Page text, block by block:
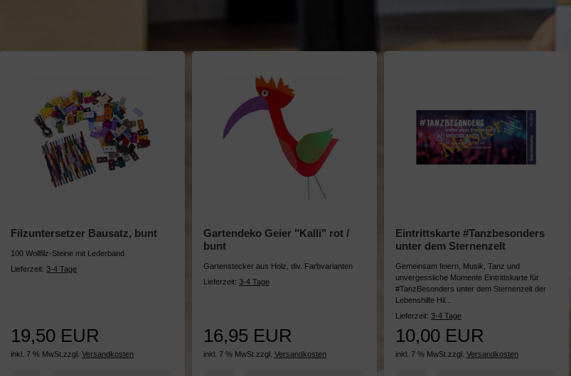
Filzuntersetzer Bausatz, bunt
100 Wollfilz-Steine mit Lederband
Lieferzeit:3-4 Tage
19,50 EUR
inkl. 7 % MwSt. zzgl.Versandkosten
Gartendeko Geier "Kalli" rot /
bunt
Gartenstecker aus Holz, div. Farbvarianten
Lieferzeit: 3-4 Tage
16,95 EUR
inkl. 7 % MwSt. zzgl. Versandkosten
Eintrittskarte #Tanzbesonders
unter dem Sternenzelt
Gemeinsam feiern, Musik, Tanz und
unvergessliche Momente Eintrittskarte für
#TanzBesonders unter dem Sternenzelt der
Lebenshilfe Hil...
Lieferzeit: 3-4 Tage
10,00 EUR
inkl. 7 % MwSt. zzgl. Versandkosten